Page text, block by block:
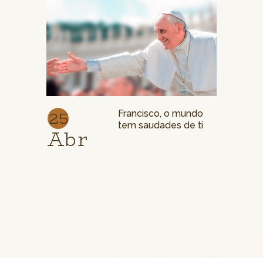
25
Abr
Francisco, o mundo
tem saudades de ti